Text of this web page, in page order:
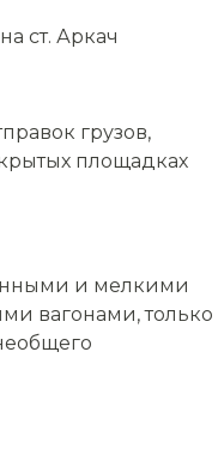
ст. Аркач
грузов,
площадках
и мелкими
вагонами, только